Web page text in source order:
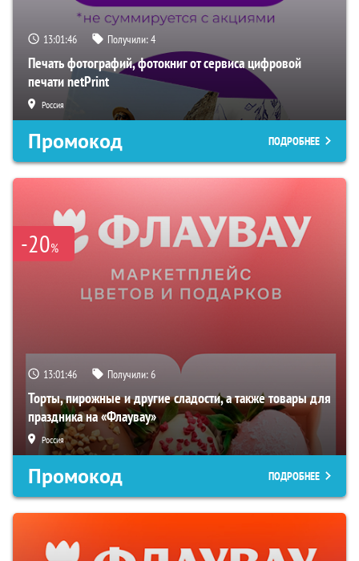
13:01:45 Получили:4
Печать фотографий, фотокниг от сервиса цифровой
печати netPrint
Россия
Промокод ПОДРОБНЕЕ
-20%
13:01:45 Получили:6
Торты, пирожные и другие сладости, а также товары для
праздника на «Флаувау»
Россия
Промокод ПОДРОБНЕЕ